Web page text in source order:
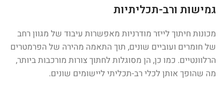
גמישות ורב-תכליתיות
מכונות חיתוך לייזר מודרניות מאפשרות עיבוד של מגוון רחב
של חומרים ועוביים שונים, תוך התאמה מהירה של הפרמטרים
הרלוונטיים. כמו כן, הן מסוגלות לחתוך צורות מורכבות ביותר,
מה שהופך אותן לכלי רב-תכליתי ליישומים שונים.